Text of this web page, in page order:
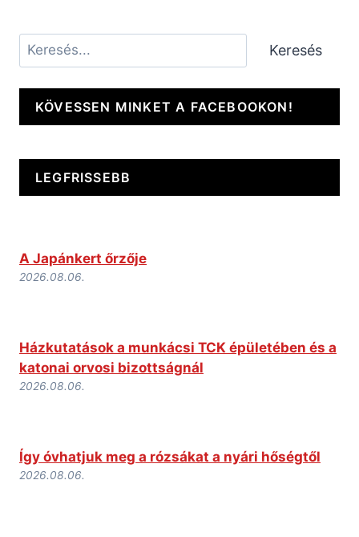
Keresés Keresés
KÖVESSEN MINKET A FACEBOOKON!
LEGFRISSEBB
A Japánkert őrzője
2026.08.06.
Házkutatások a munkácsi TCK épületében és a
katonai orvosi bizottságnál
2026.08.06.
Így óvhatjuk meg a rózsákat a nyári hőségtől
2026.08.06.